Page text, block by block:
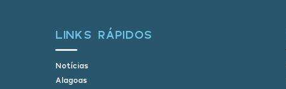
LINKS RÁPIDOS
Notícias
Alagoas